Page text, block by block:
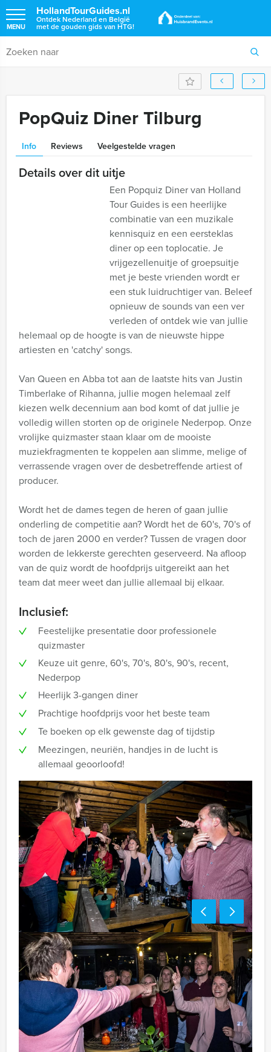
HollandTourGuides.nl
Ontdek Nederland en België
met de gouden gids van HTG!
MENU
PopQuiz Diner Tilburg
Info Reviews Veelgestelde vragen
Details over dit uitje
Een Popquiz Diner van Holland
Tour Guides is een heerlijke
combinatie van een muzikale
kennisquiz en een eersteklas
diner op een toplocatie. Je
vrijgezellenuitje of groepsuitje
met je beste vrienden wordt er
een stuk luidruchtiger van. Beleef
opnieuw de sounds van een ver
verleden of ontdek wie van jullie
helemaal op de hoogte is van de nieuwste hippe
artiesten en 'catchy' songs.
Van Queen en Abba tot aan de laatste hits van Justin
Timberlake of Rihanna, jullie mogen helemaal zelf
kiezen welk decennium aan bod komt of dat jullie je
volledig willen storten op de originele Nederpop. Onze
vrolijke quizmaster staan klaar om de mooiste
muziekfragmenten te koppelen aan slimme, melige of
verrassende vragen over de desbetreffende artiest of
producer.
Wordt het de dames tegen de heren of gaan jullie
onderling de competitie aan? Wordt het de 60's, 70's of
toch de jaren 2000 en verder? Tussen de vragen door
worden de lekkerste gerechten geserveerd. Na afloop
van de quiz wordt de hoofdprijs uitgereikt aan het
team dat meer weet dan jullie allemaal bij elkaar.
Inclusief:
Feestelijke presentatie door professionele
quizmaster
Keuze uit genre, 60's, 70's, 80's, 90's, recent,
Nederpop
Heerlijk 3-gangen diner
Prachtige hoofdprijs voor het beste team
Te boeken op elk gewenste dag of tijdstip
Meezingen, neuriën, handjes in de lucht is
allemaal geoorloofd!
Tip:
Niet telkens uw knip hoeven trekken om uw drankje af
te rekenen? Voor € 13,50 per persoon per uur (excl.
BTW) kunt u gebruikmaken van het drankarrangement,
waarbij u onbeperkt kunt genieten van bier, fris,
huiswijn, koffie en thee. Zo komt u ook achteraf niet
voor verrassingen te staan!